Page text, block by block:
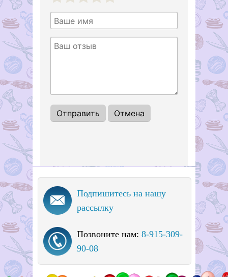
Подпишитесь на нашу
рассылку
Позвоните нам: 8-915-309-
90-08